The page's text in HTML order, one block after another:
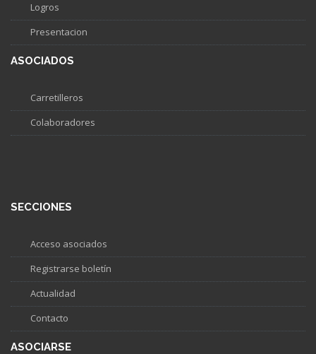
Logros
Presentacion
ASOCIADOS
Carretilleros
Colaboradores
SECCIONES
Acceso asociados
Registrarse boletín
Actualidad
Contacto
ASOCIARSE